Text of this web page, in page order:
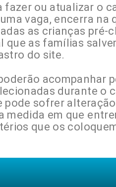
fazer ou atualizar o
vaga, encerra na
as crianças pré-
que as famílias
do site.
acompanhar
durante o
pode sofrer
medida em que
que os